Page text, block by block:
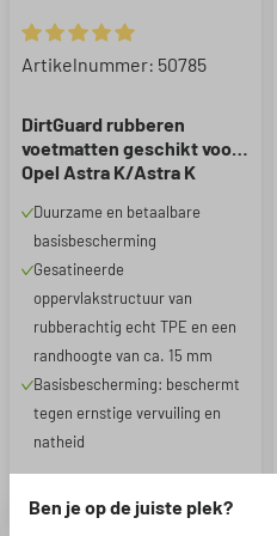
Gemiddelde waardering van 5
Artikelnummer: 50785
DirtGuard rubberen
voetmatten geschikt voor
Opel Astra K/Astra K
2022
Duurzame en betaalbare
basisbescherming
Gesatineerde
oppervlakstructuur van
rubberachtig echt TPE en een
randhoogte van ca. 15 mm
Basisbescherming: beschermt
tegen ernstige vervuiling en
natheid
Ben je op de juiste plek?